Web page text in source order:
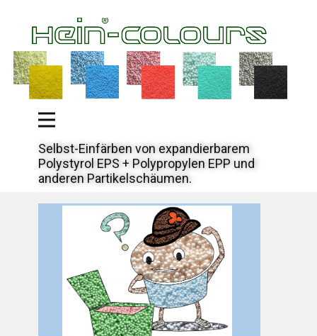
Selbst-Einfärben von expandierbarem
Polystyrol EPS + Polypropylen EPP und
anderen Partikelschäumen.